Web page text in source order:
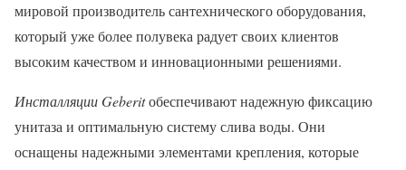
мировой производитель сантехнического оборудования,
который уже более полувека радует своих клиентов
высоким качеством и инновационными решениями.
Инсталляции Geberitобеспечивают надежную фиксацию
унитаза и оптимальную систему слива воды. Они
оснащены надежными элементами крепления, которые